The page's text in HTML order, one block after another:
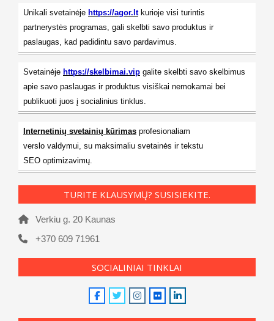
Unikali svetainėje https://agor.ltkurioje visi turintis
partnerystės programas, gali skelbti savo produktus ir
paslaugas, kad padidintu savo pardavimus.
Svetainėje https://skelbimai.vip galite skelbti savo skelbimus
apie savo paslaugas ir produktus visiškai nemokamai bei
publikuoti juos į socialinius tinklus.
Internetinių svetainių kūrimas profesionaliam
verslo valdymui, su maksimaliu svetainės ir tekstu
SEO optimizavimų.
TURITE KLAUSYMŲ? SUSISIEKITE.
Verkiu g. 20 Kaunas
+370 609 71961
SOCIALINIAI TINKLAI